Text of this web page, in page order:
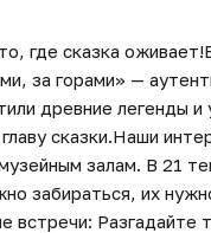
где сказка
за горами» —
древние легенды
сказки.Наши
залам. В 21
забираться, их
встречи: